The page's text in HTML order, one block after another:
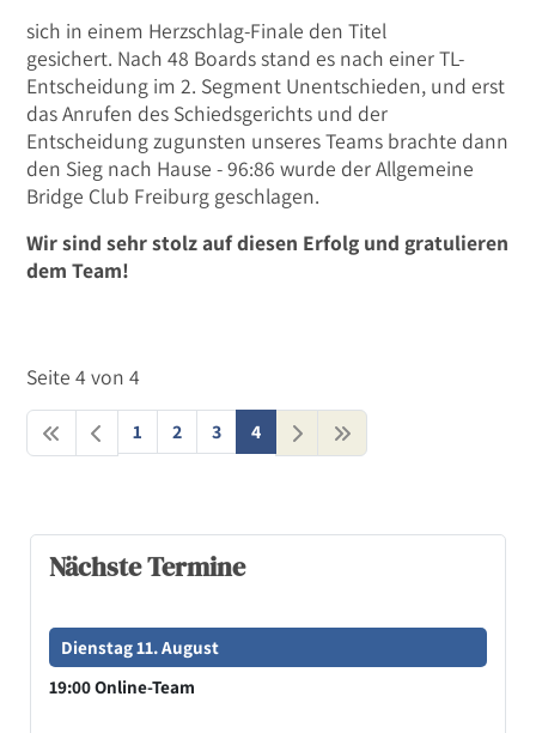
sich in einem Herzschlag-Finale den Titel
gesichert. Nach 48 Boards stand es nach einer TL-
Entscheidung im 2. Segment Unentschieden, und erst
das Anrufen des Schiedsgerichts und der
Entscheidung zugunsten unseres Teams brachte dann
den Sieg nach Hause - 96:86 wurde der Allgemeine
Bridge Club Freiburg geschlagen.
Wir sind sehr stolz auf diesen Erfolg und gratulieren
dem Team!
Seite 4 von 4
1 2 3 4
Nächste Termine
Dienstag 11. August
19:00 Online-Team